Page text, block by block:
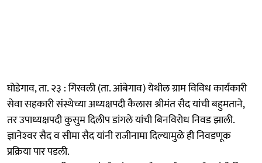
घोडेगाव, ता. २३ : गिरवली (ता. आंबेगाव) येथील ग्राम विविध कार्यकारी
सेवा सहकारी संस्थेच्या अध्यक्षपदी कैलास श्रीमंत सैद यांची बहुमताने,
तर उपाध्यक्षपदी कुसुम दिलीप डांगले यांची बिनविरोध निवड झाली.
ज्ञानेश्‍वर सैद व सीमा सैद यांनी राजीनामा दिल्यामुळे ही निवडणूक
प्रक्रिया पार पडली.